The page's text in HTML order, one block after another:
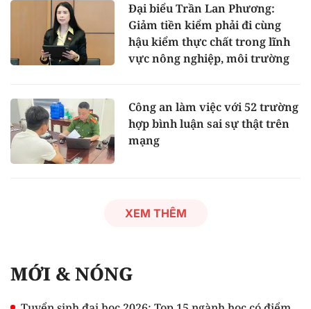
Đại biểu Trần Lan Phương:
Giảm tiền kiểm phải đi cùng
hậu kiểm thực chất trong lĩnh
vực nông nghiệp, môi trường
Công an làm việc với 52 trường
hợp bình luận sai sự thật trên
mạng
XEM THÊM
MỚI & NÓNG